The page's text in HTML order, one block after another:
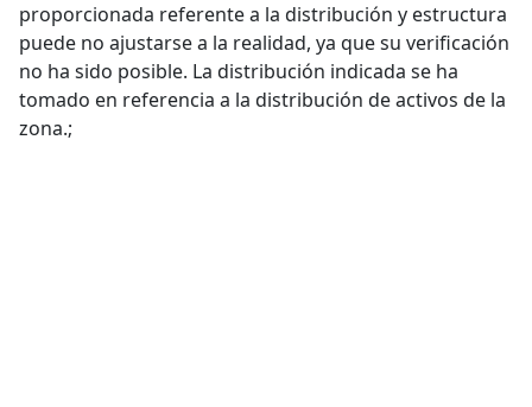
proporcionada referente a la distribución y estructura
puede no ajustarse a la realidad, ya que su verificación
no ha sido posible. La distribución indicada se ha
tomado en referencia a la distribución de activos de la
zona.;